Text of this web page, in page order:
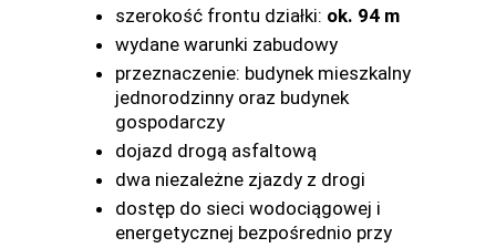
szerokość frontu działki: ok. 94 m
wydane warunki zabudowy
przeznaczenie: budynek mieszkalny
jednorodzinny oraz budynek
gospodarczy
dojazd drogą asfaltową
dwa niezależne zjazdy z drogi
dostęp do sieci wodociągowej i
energetycznej bezpośrednio przy